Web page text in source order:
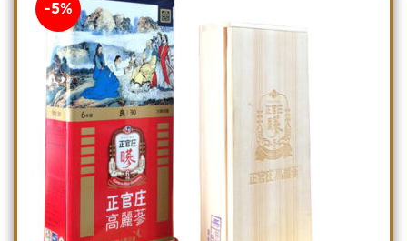
-5%